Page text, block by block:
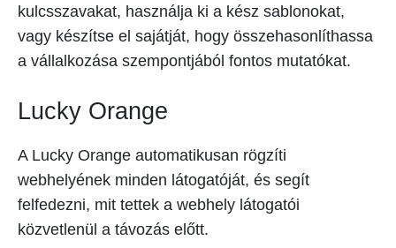
kulcsszavakat, használja ki a kész sablonokat,
vagy készítse el sajátját, hogy összehasonlíthassa
a vállalkozása szempontjából fontos mutatókat.
Lucky Orange
A Lucky Orange automatikusan rögzíti
webhelyének minden látogatóját, és segít
felfedezni, mit tettek a webhely látogatói
közvetlenül a távozás előtt.